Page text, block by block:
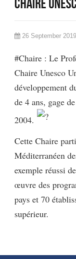
26 September 2019
#Chaire : Le
Chaire Unesco
développement
de 4 ans, gage
2004.
Cette Chaire
Méditerranéen
exemple réussi
œuvre des
pays et 70
supérieur.